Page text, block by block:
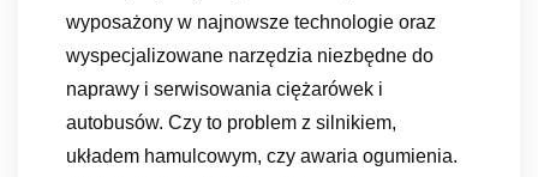
wyposażony w najnowsze technologie oraz
wyspecjalizowane narzędzia niezbędne do
naprawy i serwisowania ciężarówek i
autobusów. Czy to problem z silnikiem,
układem hamulcowym, czy awaria ogumienia.